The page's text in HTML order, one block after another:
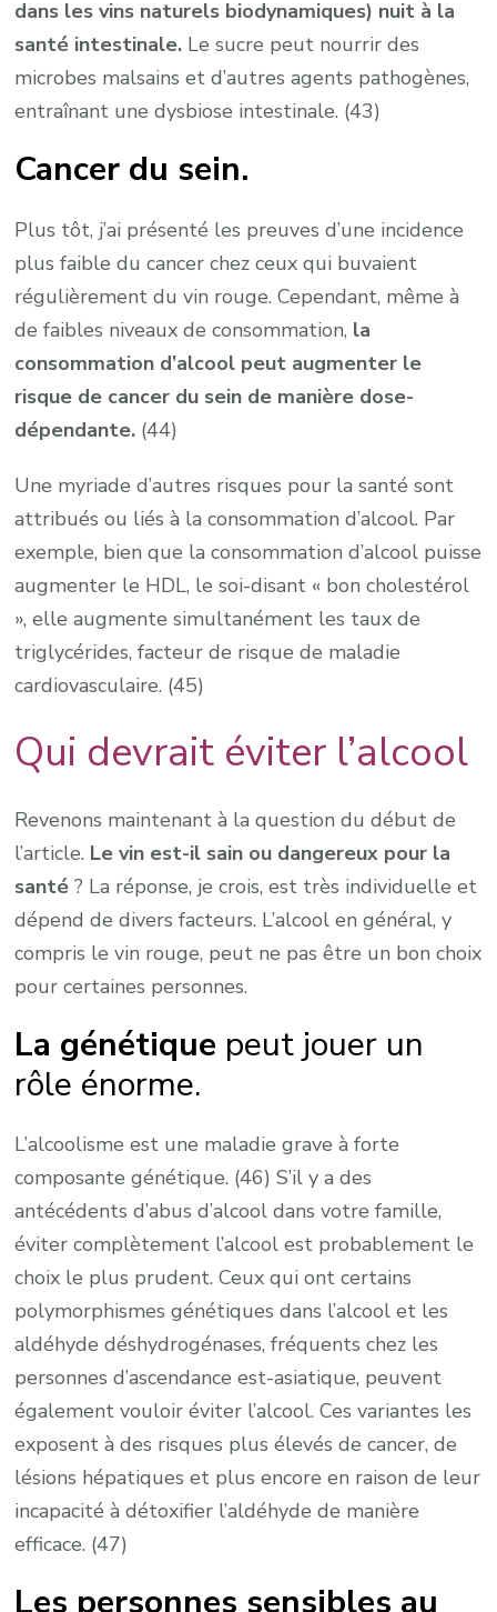
dans les vins naturels biodynamiques) nuit à la
santé intestinale. Le sucre peut nourrir des
microbes malsains et d’autres agents pathogènes,
entraînant une dysbiose intestinale. (43)
Cancer du sein.
Plus tôt, j’ai présenté les preuves d’une incidence
plus faible du cancer chez ceux qui buvaient
régulièrement du vin rouge. Cependant, même à
de faibles niveaux de consommation, la
consommation d’alcool peut augmenter le
risque de cancer du sein de manière dose-
dépendante. (44)
Une myriade d’autres risques pour la santé sont
attribués ou liés à la consommation d’alcool. Par
exemple, bien que la consommation d’alcool puisse
augmenter le HDL, le soi-disant « bon cholestérol
», elle augmente simultanément les taux de
triglycérides, facteur de risque de maladie
cardiovasculaire. (45)
Qui devrait éviter l’alcool
Revenons maintenant à la question du début de
l’article. Le vin est-il sain ou dangereux pour la
santé ? La réponse, je crois, est très individuelle et
dépend de divers facteurs. L’alcool en général, y
compris le vin rouge, peut ne pas être un bon choix
pour certaines personnes.
La génétique peut jouer un
rôle énorme.
L’alcoolisme est une maladie grave à forte
composante génétique. (46) S’il y a des
antécédents d’abus d’alcool dans votre famille,
éviter complètement l’alcool est probablement le
choix le plus prudent. Ceux qui ont certains
polymorphismes génétiques dans l’alcool et les
aldéhyde déshydrogénases, fréquents chez les
personnes d’ascendance est-asiatique, peuvent
également vouloir éviter l’alcool. Ces variantes les
exposent à des risques plus élevés de cancer, de
lésions hépatiques et plus encore en raison de leur
incapacité à détoxifier l’aldéhyde de manière
efficace. (47)
Les personnes sensibles au